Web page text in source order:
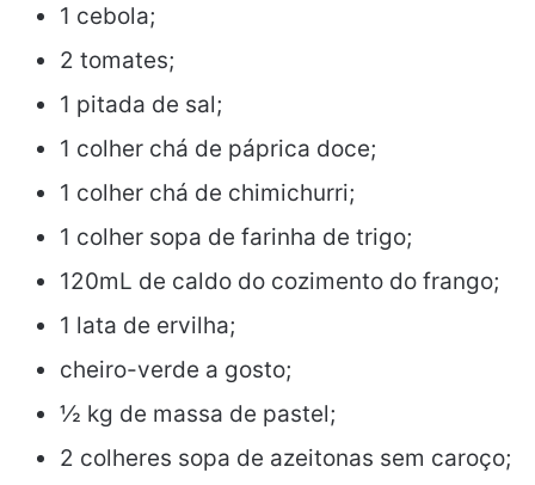
1 cebola;
2 tomates;
1 pitada de sal;
1 colher chá de páprica doce;
1 colher chá de chimichurri;
1 colher sopa de farinha de trigo;
120mL de caldo do cozimento do frango;
1 lata de ervilha;
cheiro-verde a gosto;
½ kg de massa de pastel;
2 colheres sopa de azeitonas sem caroço;